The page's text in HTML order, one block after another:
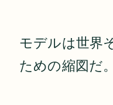
モデルは世界
ための縮図だ。